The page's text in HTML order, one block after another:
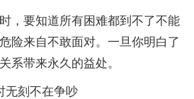
，要知道所有困难都到不了不能
险来自不敢面对。一旦你明白了
系带来永久的益处。
无刻不在争吵